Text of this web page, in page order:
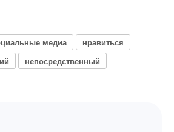
медиа
нравиться
непосредственный